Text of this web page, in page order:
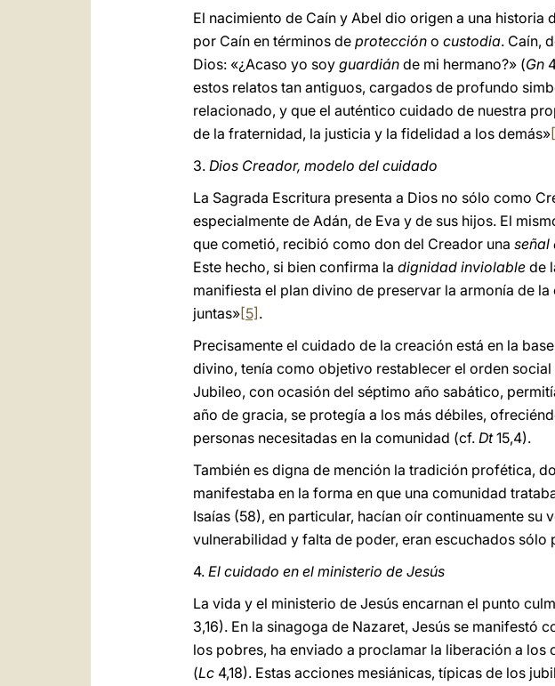
El nacimiento de Caín y Abel dio origen a una
por Caín en términos de protección o custodia. Caín,
Dios: «¿Acaso yo soy guardián de mi hermano?» (Gn
estos relatos tan antiguos, cargados de profundo
relacionado, y que el auténtico cuidado de nuestra
de la fraternidad, la justicia y la fidelidad a los demás»
3. Dios Creador, modelo del cuidado
La Sagrada Escritura presenta a Dios no sólo como
especialmente de Adán, de Eva y de sus hijos. El
que cometió, recibió como don del Creador una señal
Este hecho, si bien confirma la dignidad inviolable de
manifiesta el plan divino de preservar la armonía de
juntas»[5] .
Precisamente el cuidado de la creación está en la
divino, tenía como objetivo restablecer el orden
Jubileo, con ocasión del séptimo año sabático,
año de gracia, se protegía a los más débiles,
personas necesitadas en la comunidad (cf. Dt15,4).
También es digna de mención la tradición profética,
manifestaba en la forma en que una comunidad
Isaías (58), en particular, hacían oír continuamente
vulnerabilidad y falta de poder, eran escuchados sólo
4. El cuidado en el ministerio de Jesús
La vida y el ministerio de Jesús encarnan el punto
3,16). En la sinagoga de Nazaret, Jesús se manifestó
los pobres, ha enviado a proclamar la liberación a
(Lc 4,18). Estas acciones mesiánicas, típicas de los